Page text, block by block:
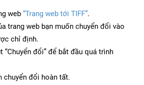
web “Trang web tới TIFF”.
trang web bạn muốn chuyển đổi vào
chỉ định.
“Chuyển đổi” để bắt đầu quá trình
chuyển đổi hoàn tất.